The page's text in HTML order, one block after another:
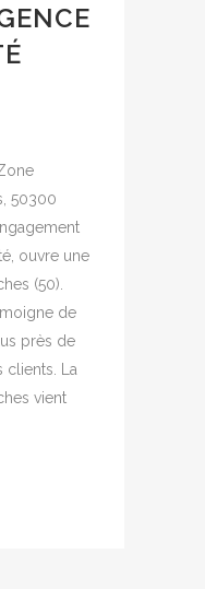
50300
ouvre une
(50).
de
près de
clients. La
vient